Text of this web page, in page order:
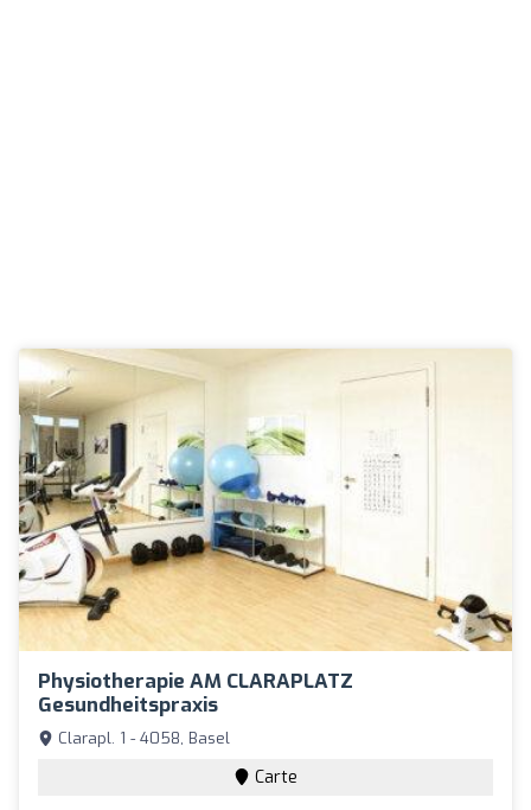
Physiotherapie AM CLARAPLATZ
Gesundheitspraxis
Clarapl. 1 - 4058, Basel
Carte